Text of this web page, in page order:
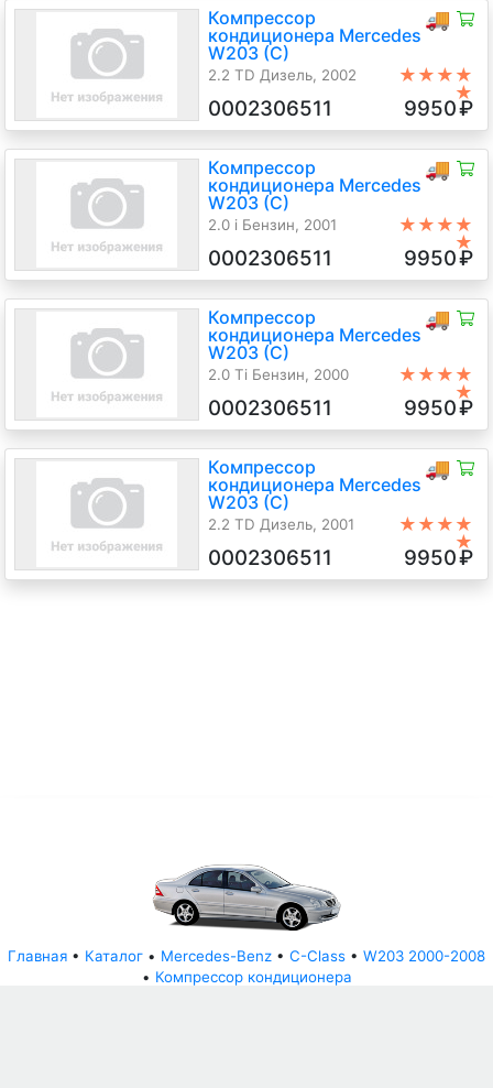
🚚
Компрессор
кондиционера Mercedes
W203 (C)
2.2 TD Дизель, 2002
★★★★
★
0002306511 9950₽
🚚
Компрессор
кондиционера Mercedes
W203 (C)
2.0 i Бензин, 2001
★★★★
★
0002306511 9950₽
🚚
Компрессор
кондиционера Mercedes
W203 (C)
2.0 Ti Бензин, 2000
★★★★
★
0002306511 9950₽
🚚
Компрессор
кондиционера Mercedes
W203 (C)
2.2 TD Дизель, 2001
★★★★
★
0002306511 9950₽
Главная • Каталог • Mercedes-Benz • C-Class • W203 2000-2008
• Компрессор кондиционера